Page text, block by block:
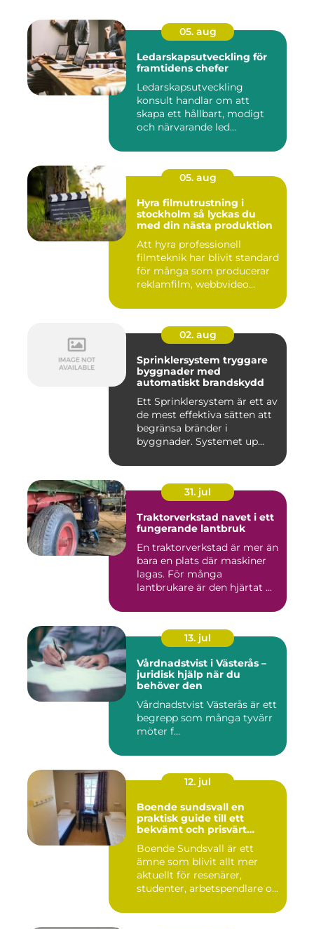
05. aug
Ledarskapsutveckling för
framtidens chefer
Ledarskapsutveckling
konsult handlar om att
skapa ett hållbart, modigt
och närvarande led...
05. aug
Hyra filmutrustning i
stockholm så lyckas du
med din nästa produktion
Att hyra professionell
filmteknik har blivit standard
för många som producerar
reklamfilm, webbvideo...
02. aug
Sprinklersystem tryggare
byggnader med
automatiskt brandskydd
Ett Sprinklersystem är ett av
de mest effektiva sätten att
begränsa bränder i
byggnader. Systemet up...
31. jul
Traktorverkstad navet i ett
fungerande lantbruk
En traktorverkstad är mer än
bara en plats där maskiner
lagas. För många
lantbrukare är den hjärtat ...
13. jul
Vårdnadstvist i Västerås –
juridisk hjälp när du
behöver den
Vårdnadstvist Västerås är ett
begrepp som många tyvärr
möter f...
12. jul
Boende sundsvall en
praktisk guide till ett
bekvämt och prisvärt
Boende Sundsvall är ett
ämne som blivit allt mer
aktuellt för resenärer,
studenter, arbetspendlare o...